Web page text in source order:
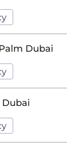
Dubai
Dubai